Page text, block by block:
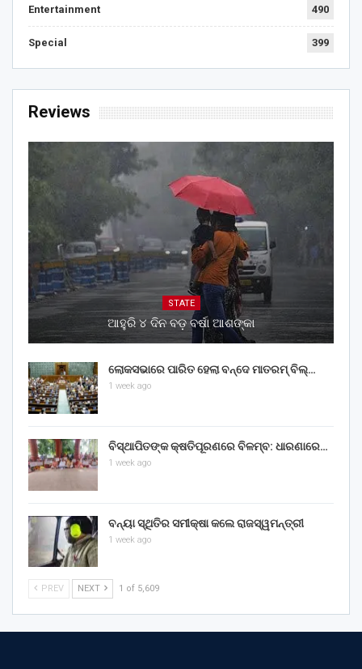
Entertainment 490
Special 399
Reviews
STATE
ଆହୁରି ୪ ଦିନ ବଡ଼ ବର୍ଷା ଆଶଙ୍କା
ଲୋକସଭାରେ ପାରିତ ହେଲା ବନ୍ଦେ ମାତରମ୍‌ ବିଲ୍‌…
1 week ago
ବିସ୍ଥାପିତଙ୍କ କ୍ଷତିପୂରଣରେ ବିଳମ୍ବ: ଧାରଣାରେ…
1 week ago
ବନ୍ୟା ସ୍ଥିତିର ସମୀକ୍ଷା କଲେ ରାଜସ୍ୱମନ୍ତ୍ରୀ
1 week ago
PREV NEXT 1 of 5,609